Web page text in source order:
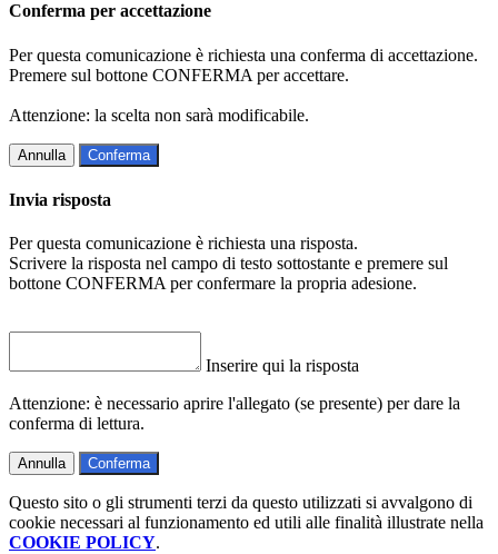
Conferma per accettazione
Per questa comunicazione è richiesta una conferma di accettazione.
Premere sul bottone CONFERMA per accettare.
Attenzione: la scelta non sarà modificabile.
Annulla Conferma
Invia risposta
Per questa comunicazione è richiesta una risposta.
Scrivere la risposta nel campo di testo sottostante e premere sul
bottone CONFERMA per confermare la propria adesione.
Inserire qui la risposta
Attenzione: è necessario aprire l'allegato (se presente) per dare la
conferma di lettura.
Annulla Conferma
Questo sito o gli strumenti terzi da questo utilizzati si avvalgono di
cookie necessari al funzionamento ed utili alle finalità illustrate nella
COOKIE POLICY.